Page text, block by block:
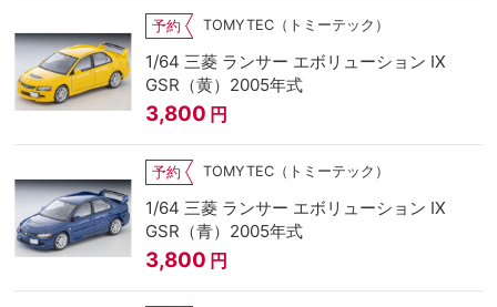
予約 TOMYTEC（トミーテック）
1/64 三菱 ランサー エボリューション IX
GSR（黄）2005年式
3,800 円
予約 TOMYTEC（トミーテック）
1/64 三菱 ランサー エボリューション IX
GSR（青）2005年式
3,800 円